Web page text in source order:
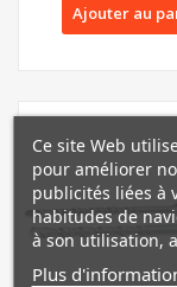
Ajouter au
Ce site Web
pour améliorer
publicités liées à
habitudes de
à son utilisation,
Plus